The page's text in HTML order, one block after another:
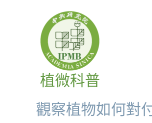
植微科普
觀察植物如何對
導
覽